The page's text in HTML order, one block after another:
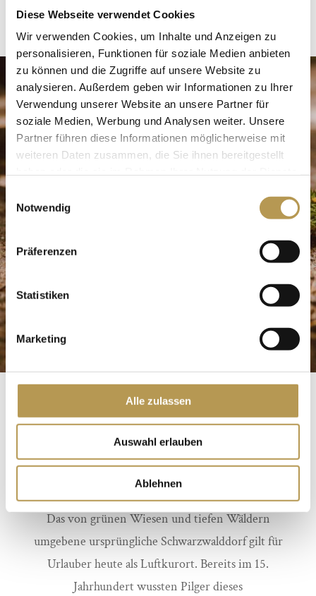
Diese Webseite verwendet Cookies
Wir verwenden Cookies, um Inhalte und Anzeigen zu
personalisieren, Funktionen für soziale Medien anbieten
zu können und die Zugriffe auf unsere Website zu
analysieren. Außerdem geben wir Informationen zu Ihrer
Verwendung unserer Website an unsere Partner für
soziale Medien, Werbung und Analysen weiter. Unsere
Partner führen diese Informationen möglicherweise mit
weiteren Daten zusammen, die Sie ihnen bereitgestellt
Notwendig
Präferenzen
Statistiken
Marketing
Alle zulassen
Auswahl erlauben
Ablehnen
Erholungsorten als Luftkurort.
DAS BERGDORF ST.
ROMAN IM
SCHWARZWALD
Das von grünen Wiesen und tiefen Wäldern
umgebene ursprüngliche Schwarzwalddorf gilt für
Urlauber heute als Luftkurort. Bereits im 15.
Jahrhundert wussten Pilger dieses